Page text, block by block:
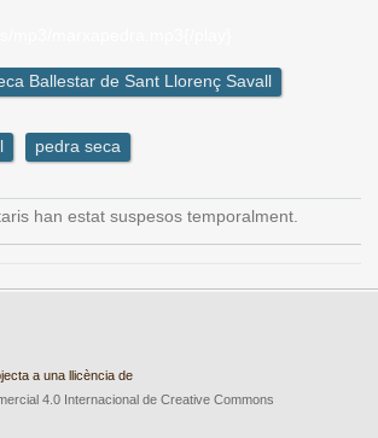
Ballestar de Sant Llorenç Savall
pedra seca
han estat suspesos temporalment.
a una llicència de
4.0 Internacional de Creative Commons